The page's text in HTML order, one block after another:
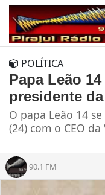
POLÍTICA
Papa Leão
presidente
O papa Leão 14
(24) com o CEO
90.1 FM